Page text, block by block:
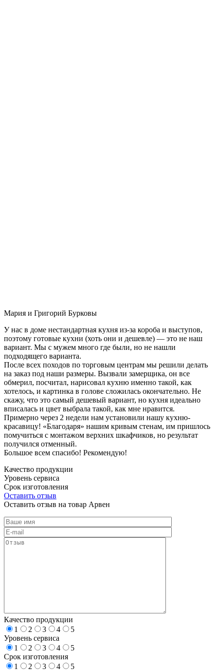
Мария и Григорий Бурковы
У нас в доме нестандартная кухня из-за короба и выступов,
поэтому готовые кухни (хоть они и дешевле) — это не наш
вариант. Мы с мужем много где были, но не нашли
подходящего варианта.
После всех походов по торговым центрам мы решили делать
на заказ под наши размеры. Вызвали замерщика, он все
обмерил, посчитал, нарисовал кухню именно такой, как
хотелось, и картинка в голове сложилась окончательно. Не
скажу, что это самый дешевый вариант, но кухня идеально
вписалась и цвет выбрала такой, как мне нравится.
Примерно через 2 недели нам установили нашу кухню-
красавицу! «Благодаря» нашим кривым стенам, им пришлось
помучиться с монтажом верхних шкафчиков, но результат
получился отменный.
Большое всем спасибо! Рекомендую!
Качество продукции
Уровень сервиса
Срок изготовления
Оставить отзыв
Оставить отзыв на товар Арвен
Качество продукции
1
2 3 4
5
Уровень сервиса
1
2 3 4
5
Срок изготовления
1
2 3 4
5